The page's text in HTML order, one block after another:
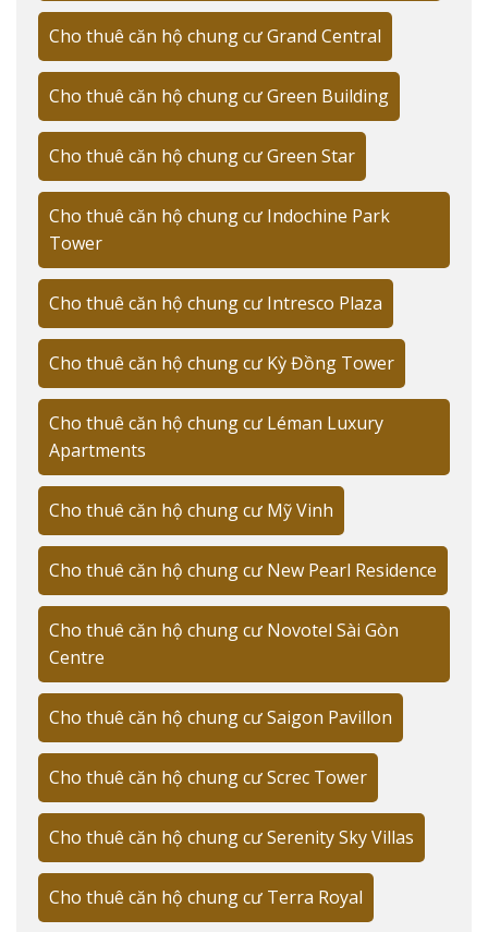
Smart Home hiện đại
Nội thất cao cấp nhập khẩu
Ban công rộng view thành phố
Trần cao 3m thoáng đãng
Cửa sổ kính cường lực
LOẠI CĂN
HỘ
DIỆN VIEW SỐ PHÒNG NGỦ
Studio 42m² Thành phố
1
Standard
45m² Công viên
Premium
50m² Panorama 1 + 1
Tiêu chuẩn thiết kế và chất lượng xây dựng
"Với kinh nghiệm thẩm định nhiều dự án, tôi đánh giá
cao chất lượng hoàn thiện của PNT Court", chia sẻ từ
kinh nghiệm của tôi:
✨ Điểm nổi bật:
Vật liệu nhập khẩu 100%
Cách âm tiêu chuẩn 5 sao
Hệ thống PCCC hiện đại
Tối ưu ánh sáng tự nhiên
Thiết kế thông minh
VỊ TRÍ CHIẾN LƯỢC CỦA PNT COURT
Cho thuê căn hộ PNT Court sở hữu vị trí vàng tại trung
tâm Quận 3, kết nối thuận tiện đến các tiện ích quan
trọng của thành phố.
Cho thuê căn hộ chung cư Grand Central
Cho thuê căn hộ chung cư Green Building
Cho thuê căn hộ chung cư Green Star
Cho thuê căn hộ chung cư Indochine Park
Tower
Cho thuê căn hộ chung cư Intresco Plaza
Cho thuê căn hộ chung cư Kỳ Đồng Tower
Cho thuê căn hộ chung cư Léman Luxury
Apartments
Cho thuê căn hộ chung cư Mỹ Vinh
Cho thuê căn hộ chung cư New Pearl Residence
Cho thuê căn hộ chung cư Novotel Sài Gòn
Centre
Cho thuê căn hộ chung cư Saigon Pavillon
Cho thuê căn hộ chung cư Screc Tower
Cho thuê căn hộ chung cư Serenity Sky Villas
Cho thuê căn hộ chung cư Terra Royal